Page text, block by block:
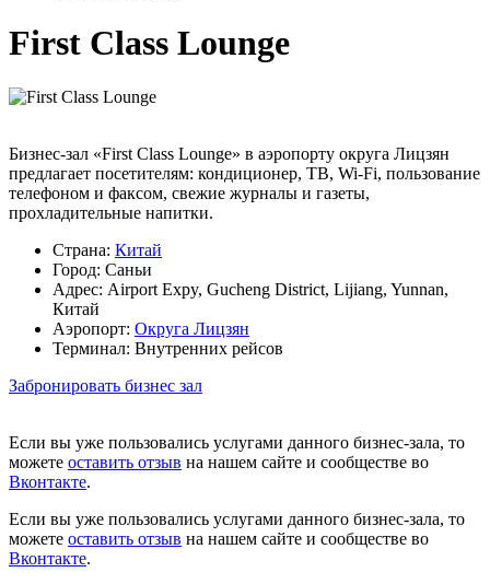
First Class Lounge
Бизнес-зал «First Class Lounge» в аэропорту округа Лицзян
предлагает посетителям: кондиционер, ТВ, Wi-Fi, пользование
телефоном и факсом, свежие журналы и газеты,
прохладительные напитки.
Страна: Китай
Город: Саньи
Адрес: Airport Expy, Gucheng District, Lijiang, Yunnan,
Китай
Аэропорт: Округа Лицзян
Терминал: Внутренних рейсов
Забронировать бизнес зал
Если вы уже пользовались услугами данного бизнес-зала, то
можете оставить отзыв на нашем сайте и сообществе во
Вконтакте.
Если вы уже пользовались услугами данного бизнес-зала, то
можете оставить отзыв на нашем сайте и сообществе во
Вконтакте.